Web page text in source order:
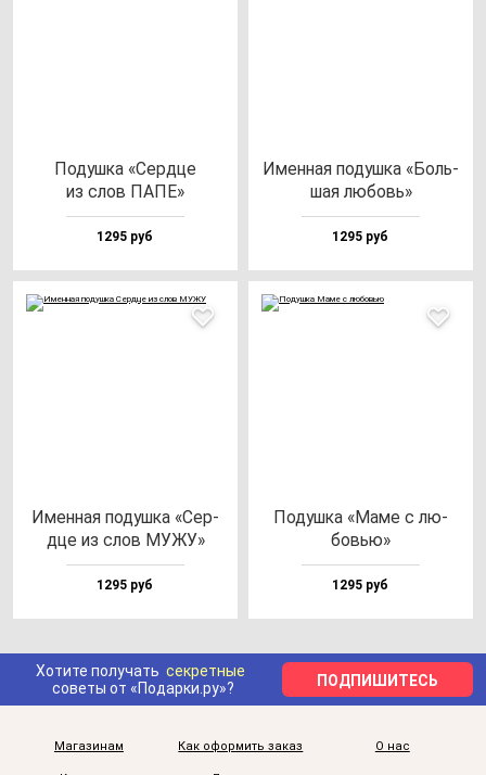
Подуш­ка «Сер­дце
из слов ПАПЕ»
1295 руб
Имен­ная по­душ­ка «Боль­
шая лю­бовь»
1295 руб
Имен­ная по­душ­ка «Сер­
дце из слов МУЖУ»
1295 руб
Подуш­ка «Маме с лю­
бовью»
1295 руб
Хотите получать секретные
советы от «Подарки.ру»?
ПОДПИШИТЕСЬ
Магазинам Как оформить заказ О нас